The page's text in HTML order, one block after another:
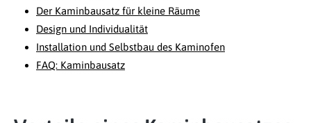
Der Kaminbausatz für kleine Räume
Design und Individualität
Installation und Selbstbau des Kaminofen
FAQ: Kaminbausatz